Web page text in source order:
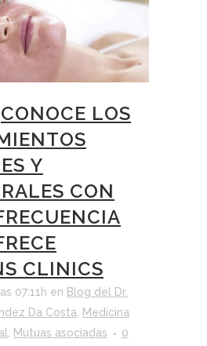
CONOCE LOS
Y
CON
CLINICS
07:11h en Blog del Dr.
Da Costa
Medicina
Mutuas asociadas
0